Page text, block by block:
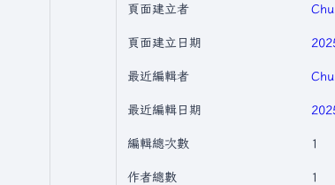
頁面建立者
頁面建立日期
最近編輯者
最近編輯日期
編輯總次數 1
作者總數 1